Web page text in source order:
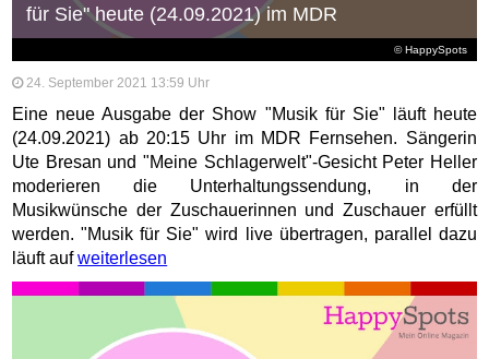
© HappySpots
für Sie" heute (24.09.2021) im MDR
24. September 2021 13:59 Uhr
Eine neue Ausgabe der Show "Musik für Sie" läuft heute
(24.09.2021) ab 20:15 Uhr im MDR Fernsehen. Sängerin
Ute Bresan und "Meine Schlagerwelt"-Gesicht Peter Heller
moderieren die Unterhaltungssendung, in der
Musikwünsche der Zuschauerinnen und Zuschauer erfüllt
werden. "Musik für Sie" wird live übertragen, parallel dazu
läuft aufweiterlesen